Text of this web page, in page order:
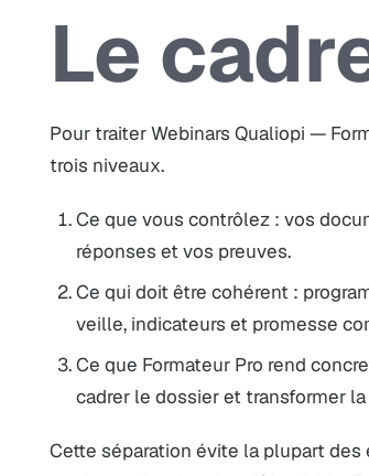
Le
Pour traiter Webinars Qualiopi —
trois niveaux.
Ce que vous contrôlez : vos
réponses et vos preuves.
Ce qui doit être cohérent :
veille, indicateurs et promesse
Ce que Formateur Pro rend
cadrer le dossier et transformer
Cette séparation évite la plupart des